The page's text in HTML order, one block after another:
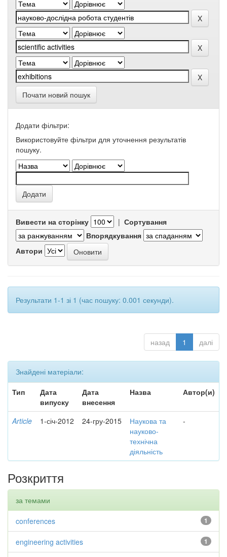
Почати новий пошук
Додати фільтри:
Використовуйте фільтри для уточнення результатів
пошуку.
Вивести на сторінку | Сортування
Впорядкування
Автори
Результати 1-1 зі 1 (час пошуку: 0.001 секунди).
назад 1 далі
Знайдені матеріали:
Тип
Дата
випуску
Дата
внесення
Назва Автор(и)
Article 1-січ-2012 24-гру-2015
Наукова та
науково-
технічна
діяльність
-
Розкриття
за темами
1
conferences
1
engineering activities